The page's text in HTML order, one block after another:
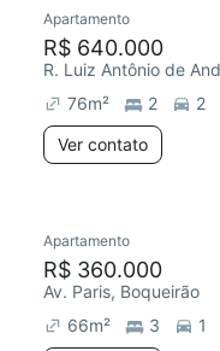
Redecorar
Apartamento
R$ 640.000
R. Luiz Antônio de
76m² 2
2
Ver contato
Redecorar
Apartamento
R$ 360.000
Av. Paris, Boqueirão
66m² 3
1